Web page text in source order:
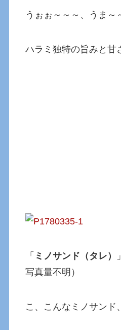
うぉぉ～～～、うま～
ハラミ独特の旨みと甘
「 ミノサンド（タレ）
写真量不明）
こ、こんなミノサンド